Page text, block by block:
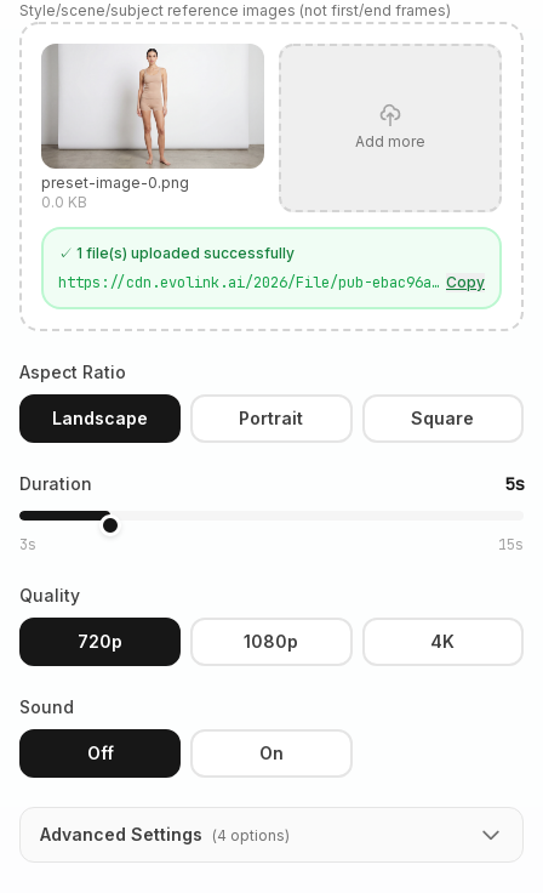
Style/scene/subject reference images (not first/end frames)
preset-image-0.png
0.0 KB
Add more
✓ 1 file(s) uploaded successfully
https://cdn.evolink.ai/2026/File/pub-ebac96ac8a0c4c789f53c7470fd2339c.r2.dev/27e0450a-b0c7-4ffd-bb0a-486bbbb130c5.png Copy
Aspect Ratio
Landscape Portrait Square
Duration 5s
3s 15s
Quality
720p 1080p 4K
Sound
Off On
Advanced Settings (4 options)